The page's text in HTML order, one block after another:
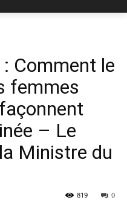
Comment le
femmes
– Le
Ministre du
0
819